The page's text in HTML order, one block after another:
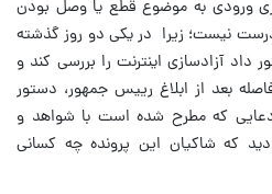
ورودی به موضوع قطع یا وصل بودن
نیست؛ زیرا در یکی دو روز گذشته
آزادسازی اینترنت را بررسی کند و
بعد از ابلاغ رییس جمهور، دستور
که مطرح شده است با شواهد و
دید که شاکیان این پرونده چه کسانی